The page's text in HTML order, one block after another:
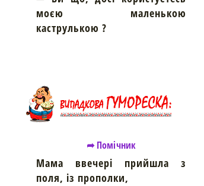
моєю маленькою
каструлькою ?
➦ Помічник
Мама ввечері прийшла з
поля, із прополки,